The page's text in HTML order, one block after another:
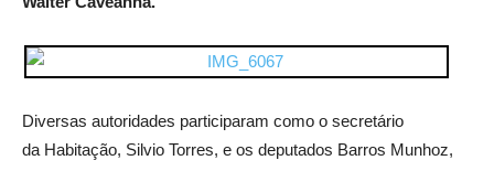
Diversas autoridades participaram como o secretário
da Habitação, Silvio Torres, e os deputados Barros Munhoz,